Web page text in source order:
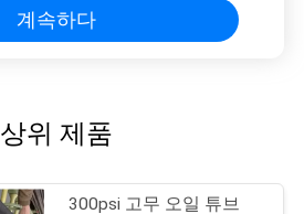
계속하다
상위 제품
300psi 고무 오일 튜브